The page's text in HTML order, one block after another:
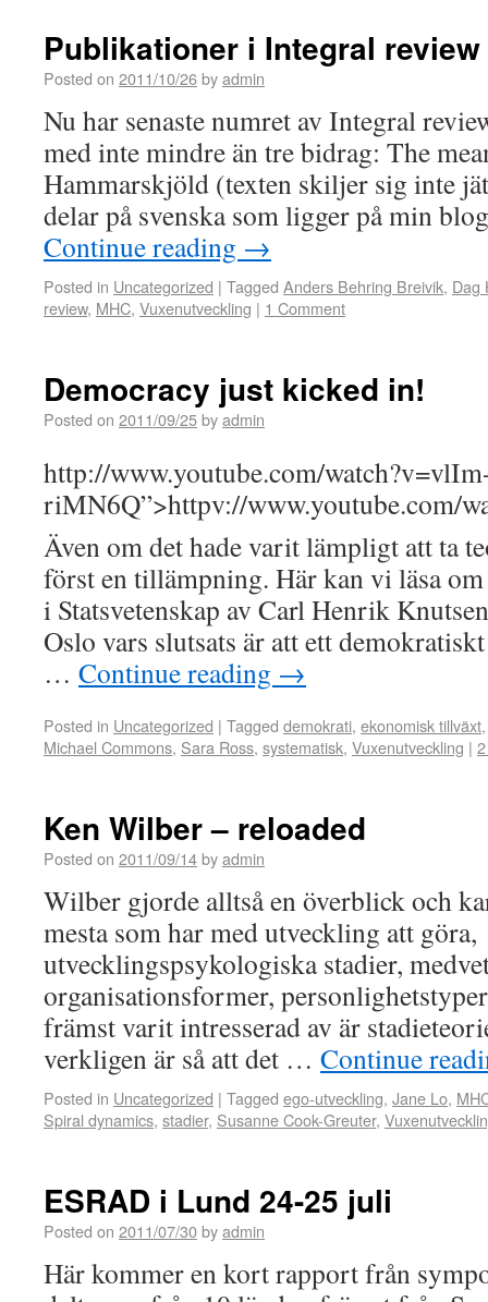
Publikationer i Integral review
Posted on 2011/10/26byadmin
Nu har senaste numret av Integral
med inte mindre än tre bidrag: The
Hammarskjöld (texten skiljer sig inte
delar på svenska som ligger på min
Continue reading →
Posted in Uncategorized | Tagged Anders Behring Breivik, Dag
review, MHC, Vuxenutveckling | 1 Comment
Democracy just kicked in!
Posted on 2011/09/25byadmin
http://www.youtube.com/
riMN6Q”>httpv://www.youtube.com/
Även om det hade varit lämpligt att ta
först en tillämpning. Här kan vi läsa
i Statsvetenskap av Carl Henrik
Oslo vars slutsats är att ett
… Continue reading →
Posted in Uncategorized | Tagged demokrati, ekonomisk tillväxt
Michael Commons, Sara Ross, systematisk, Vuxenutveckling |
Ken Wilber – reloaded
Posted on 2011/09/14byadmin
Wilber gjorde alltså en överblick och
mesta som har med utveckling att göra,
utvecklingspsykologiska stadier,
organisationsformer,
främst varit intresserad av är
verkligen är så att det … Continue
Posted in Uncategorized | Tagged ego-utveckling, Jane Lo,
Spiral dynamics, stadier, Susanne Cook-Greuter,
ESRAD i Lund 24-25 juli
Posted on 2011/07/30byadmin
Här kommer en kort rapport från